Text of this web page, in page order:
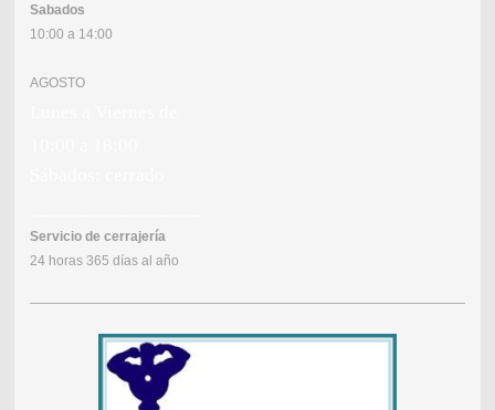
Sabados
10:00 a 14:00
AGOSTO
Servicio de cerrajería
24 horas 365 días al año